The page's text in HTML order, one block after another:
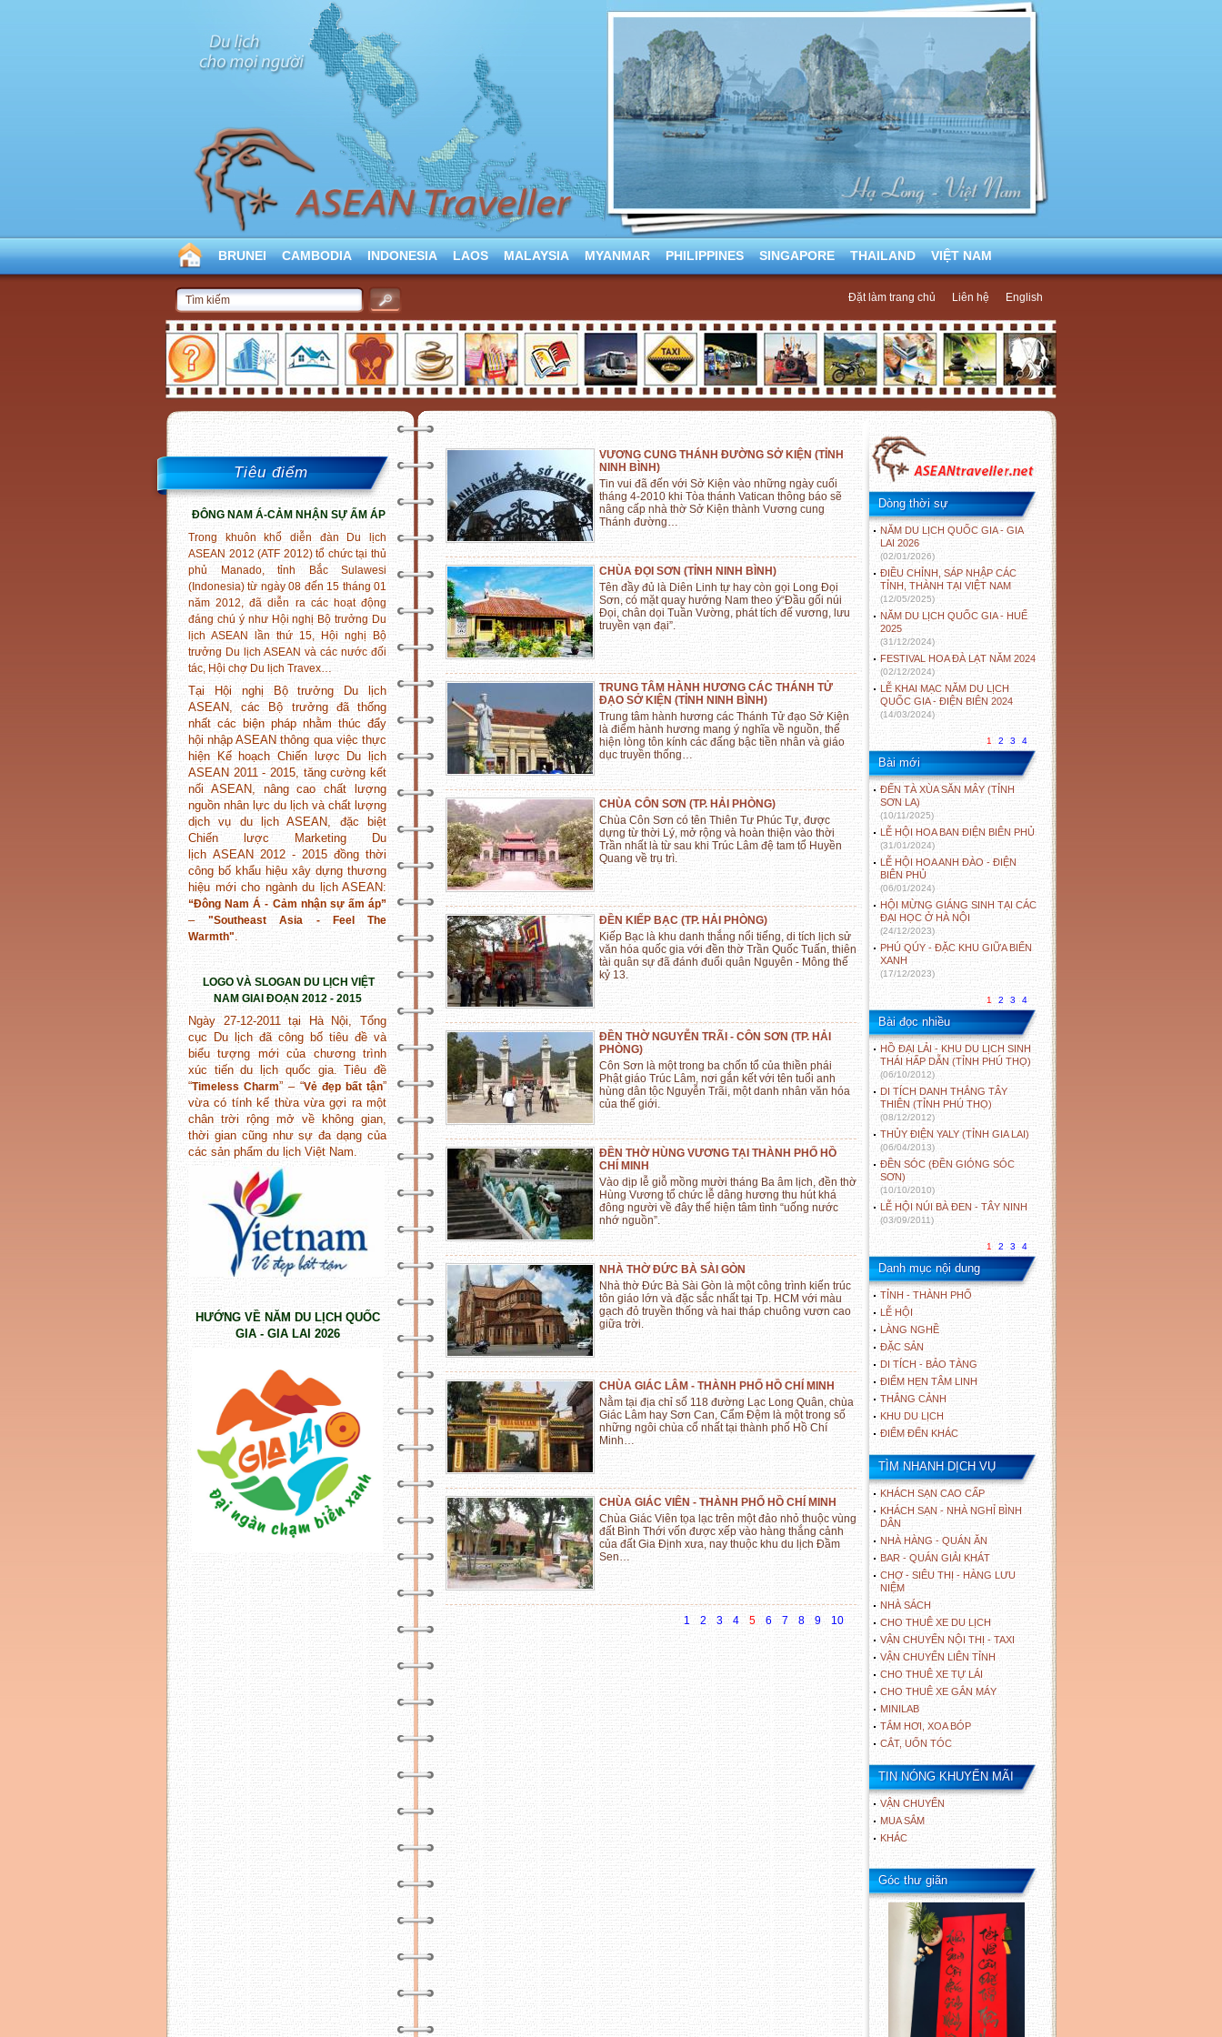
BRUNEI CAMBODIA INDONESIA LAOS MALAYSIA MYANMAR PHILIPPINES SINGAPORE THAILAND VIỆT NAM
Đặt làm trang chủ Liên hệ English
Tiêu điểm
ĐÔNG NAM Á-CẢM NHẬN SỰ ẤM ÁP
Trong khuôn khổ diễn đàn Du lịch
ASEAN 2012 (ATF 2012) tổ chức tại thủ
phủ Manado, tỉnh Bắc Sulawesi
(Indonesia) từ ngày 08 đến 15 tháng 01
năm 2012, đã diễn ra các hoạt động
đáng chú ý như Hội nghị Bộ trưởng Du
lịch ASEAN lần thứ 15, Hội nghị Bộ
trưởng Du lịch ASEAN và các nước đối
tác, Hội chợ Du lịch Travex…
Tại Hội nghị Bộ trưởng Du lịch
ASEAN, các Bộ trưởng đã thống
nhất các biện pháp nhằm thúc đẩy
hội nhập ASEAN thông qua việc thực
hiện Kế hoạch Chiến lược Du lịch
ASEAN 2011 - 2015, tăng cường kết
nối ASEAN, nâng cao chất lượng
nguồn nhân lực du lịch và chất lượng
dịch vụ du lịch ASEAN, đặc biệt
Chiến lược Marketing Du
lịch ASEAN 2012 - 2015 đồng thời
công bố khẩu hiệu xây dựng thương
hiệu mới cho ngành du lịch ASEAN:
“Đông Nam Á - Cảm nhận sự ấm áp”
–"Southeast Asia - Feel The
Warmth".
LOGO VÀ SLOGAN DU LỊCH VIỆT
NAM GIAI ĐOẠN 2012 - 2015
Ngày 27-12-2011 tại Hà Nội, Tổng
cục Du lịch đã công bố tiêu đề và
biểu tượng mới của chương trình
xúc tiến du lịch quốc gia. Tiêu đề
“Timeless Charm” – “Vẻ đẹp bất tận”
vừa có tính kế thừa vừa gợi ra một
chân trời rộng mở về không gian,
thời gian cũng như sự đa dạng của
các sản phẩm du lịch Việt Nam.
HƯỚNG VỀ NĂM DU LỊCH QUỐC
GIA - GIA LAI 2026
VƯƠNG CUNG THÁNH ĐƯỜNG SỞ KIỆN (TỈNH
NINH BÌNH)
Tin vui đã đến với Sở Kiện vào những ngày cuối
tháng 4-2010 khi Tòa thánh Vatican thông báo sẽ
nâng cấp nhà thờ Sở Kiện thành Vương cung
Thánh đường…
CHÙA ĐỌI SƠN (TỈNH NINH BÌNH)
Tên đầy đủ là Diên Linh tự hay còn gọi Long Đọi
Sơn, có mặt quay hướng Nam theo ý“Đầu gối núi
Đọi, chân dọi Tuần Vường, phát tích đế vương, lưu
truyền vạn đại”.
TRUNG TÂM HÀNH HƯƠNG CÁC THÁNH TỬ
ĐẠO SỞ KIỆN (TỈNH NINH BÌNH)
Trung tâm hành hương các Thánh Tử đạo Sở Kiện
là điểm hành hương mang ý nghĩa về nguồn, thể
hiện lòng tôn kính các đấng bậc tiền nhân và giáo
dục truyền thống…
CHÙA CÔN SƠN (TP. HẢI PHÒNG)
Chùa Côn Sơn có tên Thiên Tư Phúc Tự, được
dựng từ thời Lý, mở rộng và hoàn thiện vào thời
Trần nhất là từ sau khi Trúc Lâm đệ tam tổ Huyền
Quang về trụ trì.
ĐỀN KIẾP BẠC (TP. HẢI PHÒNG)
Kiếp Bạc là khu danh thắng nổi tiếng, di tích lịch sử
văn hóa quốc gia với đền thờ Trần Quốc Tuấn, thiên
tài quân sự đã đánh đuổi quân Nguyên - Mông thế
kỷ 13.
ĐỀN THỜ NGUYỄN TRÃI - CÔN SƠN (TP. HẢI
PHÒNG)
Côn Sơn là một trong ba chốn tổ của thiền phái
Phật giáo Trúc Lâm, nơi gắn kết với tên tuổi anh
hùng dân tộc Nguyễn Trãi, một danh nhân văn hóa
của thế giới.
ĐỀN THỜ HÙNG VƯƠNG TẠI THÀNH PHỐ HỒ
CHÍ MINH
Vào dịp lễ giỗ mồng mười tháng Ba âm lịch, đền thờ
Hùng Vương tổ chức lễ dâng hương thu hút khá
đông người về đây thể hiện tâm tình “uống nước
nhớ nguồn”.
NHÀ THỜ ĐỨC BÀ SÀI GÒN
Nhà thờ Đức Bà Sài Gòn là một công trình kiến trúc
tôn giáo lớn và đặc sắc nhất tại Tp. HCM với màu
gạch đỏ truyền thống và hai tháp chuông vươn cao
giữa trời.
CHÙA GIÁC LÂM - THÀNH PHỐ HỒ CHÍ MINH
Nằm tại địa chỉ số 118 đường Lạc Long Quân, chùa
Giác Lâm hay Sơn Can, Cẩm Đệm là một trong số
những ngôi chùa cổ nhất tại thành phố Hồ Chí
Minh…
CHÙA GIÁC VIÊN - THÀNH PHỐ HỒ CHÍ MINH
Chùa Giác Viên tọa lạc trên một đảo nhỏ thuộc vùng
đất Bình Thới vốn được xếp vào hàng thắng cảnh
của đất Gia Định xưa, nay thuộc khu du lịch Đầm
Sen…
1 2 3 4 5 6 7 8 9 10
Dòng thời sự
NĂM DU LỊCH QUỐC GIA - GIA
LAI 2026
(02/01/2026)
ĐIỀU CHỈNH, SÁP NHẬP CÁC
TỈNH, THÀNH TẠI VIỆT NAM
(12/05/2025)
NĂM DU LỊCH QUỐC GIA - HUẾ
2025
(31/12/2024)
FESTIVAL HOA ĐÀ LẠT NĂM 2024
(02/12/2024)
LỄ KHAI MẠC NĂM DU LỊCH
QUỐC GIA - ĐIỆN BIÊN 2024
(14/03/2024)
1 2 3 4
Bài mới
ĐẾN TÀ XÙA SĂN MÂY (TỈNH
SƠN LA)
(10/11/2025)
LỄ HỘI HOA BAN ĐIỆN BIÊN PHỦ
(31/01/2024)
LỄ HỘI HOA ANH ĐÀO - ĐIỆN
BIÊN PHỦ
(06/01/2024)
HỘI MỪNG GIÁNG SINH TẠI CÁC
ĐẠI HỌC Ở HÀ NỘI
(24/12/2023)
PHÚ QÚY - ĐẶC KHU GIỮA BIỂN
XANH
(17/12/2023)
1 2 3 4
Bài đọc nhiều
HỒ ĐẠI LẢI - KHU DU LỊCH SINH
THÁI HẤP DẪN (TỈNH PHÚ THỌ)
(06/10/2012)
DI TÍCH DANH THẮNG TÂY
THIÊN (TỈNH PHÚ THỌ)
(08/12/2012)
THỦY ĐIỆN YALY (TỈNH GIA LAI)
(06/04/2013)
ĐỀN SÓC (ĐỀN GIÓNG SÓC
SƠN)
(10/10/2010)
LỄ HỘI NÚI BÀ ĐEN - TÂY NINH
(03/09/2011)
1 2 3 4
Danh mục nội dung
TỈNH - THÀNH PHỐ
LỄ HỘI
LÀNG NGHỀ
ĐẶC SẢN
DI TÍCH - BẢO TÀNG
ĐIỂM HẸN TÂM LINH
THẮNG CẢNH
KHU DU LỊCH
ĐIỂM ĐẾN KHÁC
TÌM NHANH DỊCH VỤ
KHÁCH SẠN CAO CẤP
KHÁCH SẠN - NHÀ NGHỈ BÌNH
DÂN
NHÀ HÀNG - QUÁN ĂN
BAR - QUÁN GIẢI KHÁT
CHỢ - SIÊU THỊ - HÀNG LƯU
NIỆM
NHÀ SÁCH
CHO THUÊ XE DU LỊCH
VẬN CHUYỂN NỘI THỊ - TAXI
VẬN CHUYỂN LIÊN TỈNH
CHO THUÊ XE TỰ LÁI
CHO THUÊ XE GẮN MÁY
MINILAB
TẮM HƠI, XOA BÓP
CẮT, UỐN TÓC
TIN NÓNG KHUYẾN MÃI
VẬN CHUYỂN
MUA SẮM
KHÁC
Góc thư giãn